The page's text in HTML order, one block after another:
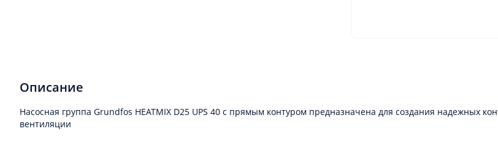
Описание
Насосная группа Grundfos HEATMIX D25 UPS 40 с прямым контуром предназначена для создания надежных
вентиляции